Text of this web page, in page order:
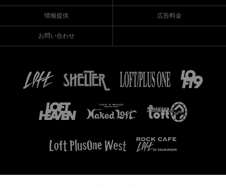
情報提供 広告料金
お問い合わせ